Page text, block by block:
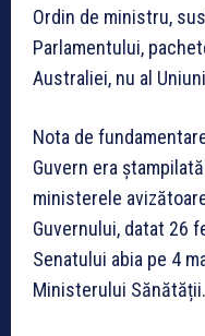
Ordin de ministru,
Parlamentului,
Australiei, nu al
Nota de
Guvern era
ministerele
Guvernului, datat 26
Senatului abia pe 4
Ministerului Sănătății.